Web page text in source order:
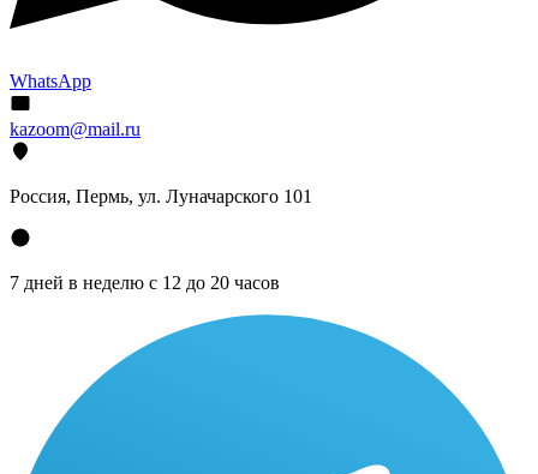
WhatsApp
kazoom@mail.ru
Россия, Пермь, ул. Луначарского 101
7 дней в неделю с 12 до 20 часов